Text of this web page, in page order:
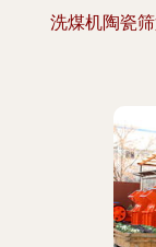
洗煤机陶瓷